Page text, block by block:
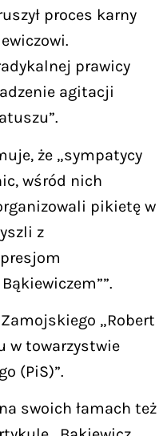
proces karny
prawicy
agitacji
że „sympatycy
wśród nich
pikietę w
z
„Robert
w towarzystwie
(PiS)”.
swoich łamach też